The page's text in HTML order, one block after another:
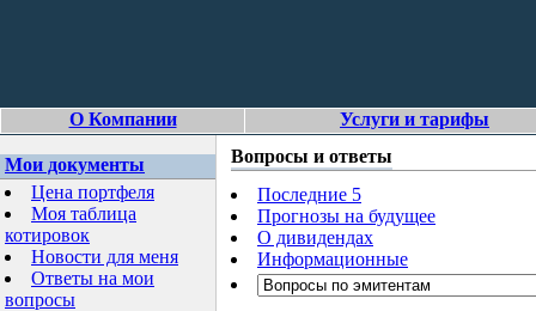
О Компании Услуги и тарифы
Мои документы
Цена портфеля
Моя таблица
котировок
Новости для меня
Ответы на мои
вопросы
Вопросы и ответы
Последние 5
Прогнозы на будущее
О дивидендах
Информационные